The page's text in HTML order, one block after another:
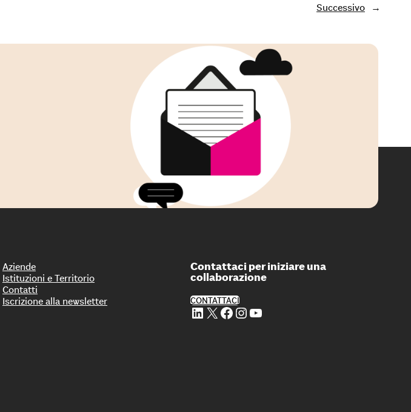
Successivo →
Aziende
Istituzioni e Territorio
Contatti
Iscrizione alla newsletter
Contattaci per iniziare una
collaborazione
CONTATTACI
Profilo Linkedin di 24 ORE Cultura Profilo X di 24 ORE Cultura Profilo Facebook di 24 ORE Cultura Profilo Instagram di 24 ORE Cultura Profilo Youtube di 24 ORE Cultura